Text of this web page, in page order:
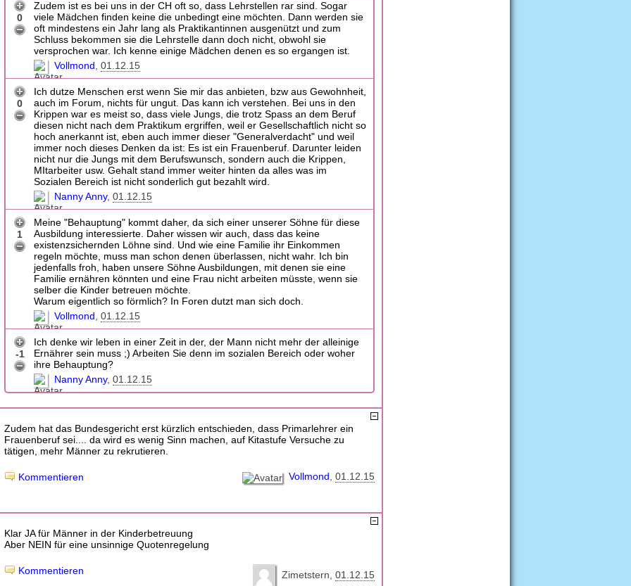
0
Zudem ist es bei uns in der CH oft so, dass Lehrstellen rar sind. Sogar
viele Mädchen finden keine die unbedingt eine möchten. Dann werden sie
oft mindestens ein Jahr lang als Praktikantinnen ausgenützt und zum
Schluss bekommen sie die Lehrstelle dann doch nicht, obwohl sie
versprochen war. Ich kenne einige Mädchen denen es so ergangen ist.
Vollmond 01.12.15
0
Ich dutze Menschen erst wenn Sie mir das anbieten, bzw aus Gewohnheit,
auch im Forum, nichts für ungut. Das kann ich verstehen. Bei uns in den
Krippen war es meist so, dass viele Jungs, die trotz Spass an dem Beruf
diesen nicht nach dem Praktikum ergriffen, weil er Gesellschaftlich nicht so
hoch anerkannt ist, eben auch immer dieser "Generalverdacht" und weil
immer noch dieses Denken da ist: Es ist ein Frauenberuf. Darunter leiden
nicht nur die Jungs mit dem Berufswunsch, sondern auch die Krippen,
MItarbeiter usw. Gehalt stand immer weiter hinten da alles was im
Sozialen Bereich ist nicht sonderlich gut bezahlt wird.
Nanny Anny 01.12.15
1
Meine "Behauptung" kommt daher, da sich einer unserer Söhne für diese
Ausbildung interessierte. Daher wissen wir auch, dass das keine
existenzsichernden Löhne sind. Und wie eine Familie ihr Einkommen
regeln möchte, muss man schon denen überlassen, nicht wahr. Ich bin
jedenfalls froh, haben unsere Söhne Ausbildungen, mit denen sie eine
Familie ernähren könnten und eine Frau nicht arbeiten müsste, wenn sie
selber die Kinder betreuen möchte.
Warum eigentlich so förmlich? In Foren dutzt man sich doch.
Vollmond 01.12.15
-1
Ich denke wir leben in einer Zeit in der, der Mann nicht mehr der alleinige
Ernährer sein muss ;) Arbeiten Sie denn im sozialen Bereich oder woher
ihre Behauptung?
Nanny Anny 01.12.15
Zudem hat das Bundesgericht erst kürzlich entschieden, dass Primarlehrer ein
Frauenberuf sei.... da wird es wenig Sinn machen, auf Kitastufe Versuche zu
tätigen, mehr Männer zu rekrutieren.
Vollmond 01.12.15
Kommentieren
Klar JA für Männer in der Kinderbetreuung
Aber NEIN für eine unsinnige Quotenregelung
Zimetstern 01.12.15
Kommentieren